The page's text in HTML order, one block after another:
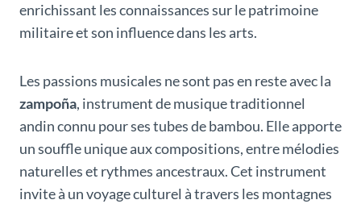
enrichissant les connaissances sur le patrimoine
militaire et son influence dans les arts.
Les passions musicales ne sont pas en reste avec la
zampoña, instrument de musique traditionnel
andin connu pour ses tubes de bambou. Elle apporte
un souffle unique aux compositions, entre mélodies
naturelles et rythmes ancestraux. Cet instrument
invite à un voyage culturel à travers les montagnes